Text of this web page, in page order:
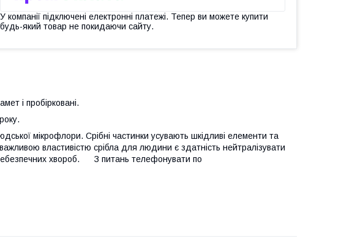
У компанії підключені електронні платежі. Тепер ви можете купити
будь-який товар не покидаючи сайту.
і пробірковані.
мікрофлори. Срібні частинки усувають шкідливі елементи та
властивістю срібла для людини є здатність нейтралізувати
небезпечних хвороб. З питань телефонувати по